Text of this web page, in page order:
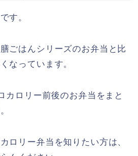
す。
ごはんシリーズのお弁当と比
なっています。
カロリー前後のお弁当をまと
ロリー弁当を知りたい方は、